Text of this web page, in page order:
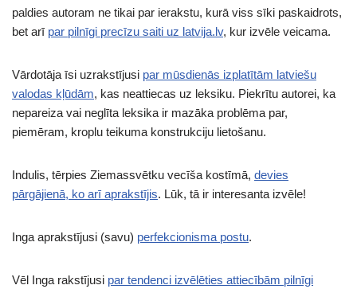
paldies autoram ne tikai par ierakstu, kurā viss sīki paskaidrots,
bet arī par pilnīgi precīzu saiti uz latvija.lv, kur izvēle veicama.
Vārdotāja īsi uzrakstījusi par mūsdienās izplatītām latviešu
valodas kļūdām, kas neattiecas uz leksiku. Piekrītu autorei, ka
nepareiza vai neglīta leksika ir mazāka problēma par,
piemēram, kroplu teikuma konstrukciju lietošanu.
Indulis, tērpies Ziemassvētku vecīša kostīmā, devies
pārgājienā, ko arī aprakstījis. Lūk, tā ir interesanta izvēle!
Inga aprakstījusi (savu) perfekcionisma postu.
Vēl Inga rakstījusi par tendenci izvēlēties attiecībām pilnīgi